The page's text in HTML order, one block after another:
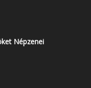
Népzenei